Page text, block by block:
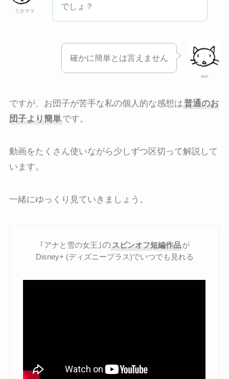
うさママ
でしょ？
aoi
確かに簡単とは言えません
ですが、お団子が苦手な私の個人的な感想は普通のお
団子より簡単です。
動画をたくさん使いながら少しずつ区切って解説して
います。
一緒にゆっくり見ていきましょう。
｢アナと雪の女王 ｣の スピンオフ短編作品 が
Disney+ (ディズニープラス)でいつでも見れる